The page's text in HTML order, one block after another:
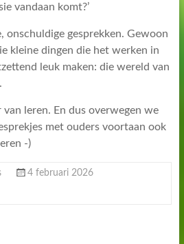
vandaan komt?’
onschuldige gesprekken. Gewoon
kleine dingen die het werken in
leuk maken: die wereld van
leren. En dus overwegen we
met ouders voortaan ook
-)
4 februari 2026